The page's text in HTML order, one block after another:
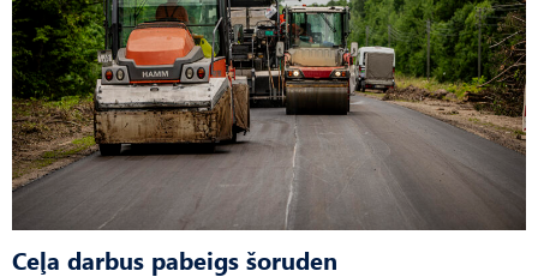
Ceļa darbus pabeigs šoruden